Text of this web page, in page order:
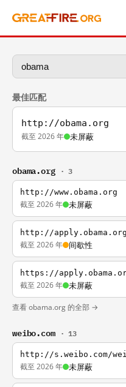
最佳匹配
http://obama.org
截至 2026 年 未屏蔽
obama.org · 3
http://www.obama.org
截至 2026 年 未屏蔽
http://apply.obama.org
截至 2026 年 间歇性
https://
截至 2026 年 未屏蔽
查看 obama.org 的全部 →
weibo.com · 13
http://s.weibo.com/
截至 2026 年 未屏蔽